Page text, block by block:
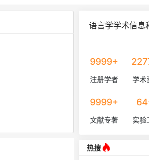
语言学学术信息
9999+
注册学者 学术
9999+
文献专著 实验
热搜